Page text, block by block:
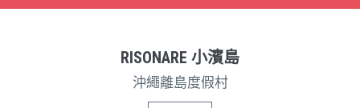
RISONARE 小濱島
沖繩離島度假村